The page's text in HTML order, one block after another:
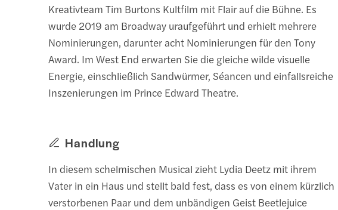
Kreativteam Tim Burtons Kultfilm mit Flair auf die Bühne. Es
wurde 2019 am Broadway uraufgeführt und erhielt mehrere
Nominierungen, darunter acht Nominierungen für den Tony
Award. Im West End erwarten Sie die gleiche wilde visuelle
Energie, einschließlich Sandwürmer, Séancen und einfallsreiche
Inszenierungen im Prince Edward Theatre.
Handlung
In diesem schelmischen Musical zieht Lydia Deetz mit ihrem
Vater in ein Haus und stellt bald fest, dass es von einem kürzlich
verstorbenen Paar und dem unbändigen Geist Beetlejuice